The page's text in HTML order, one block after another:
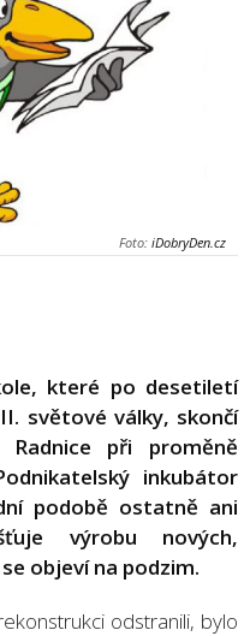
Foto: iDobryDen.cz
které po desetiletí
světové války, skončí
Radnice při proměně
inkubátor
podobě ostatně ani
výrobu nových,
objeví na podzim.
odstranili, bylo